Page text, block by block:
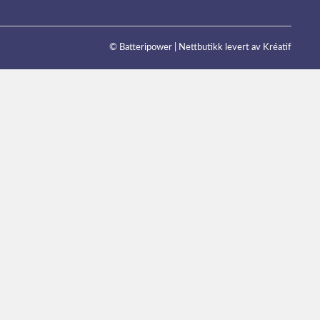
© Batteripower | Nettbutikk levert av Kréatif